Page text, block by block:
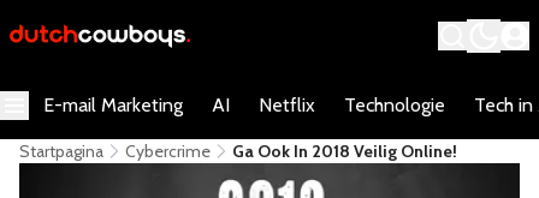
E-mail Marketing AI Netflix Technologie Tech in
Startpagina Cybercrime Ga Ook In 2018 Veilig Online!